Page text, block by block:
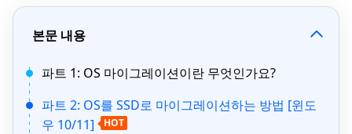
본문 내용
파트 1: OS 마이그레이션이란 무엇인가요?
파트 2: OS를 SSD로 마이그레이션하는 방법 [윈도
우 10/11]
HOT